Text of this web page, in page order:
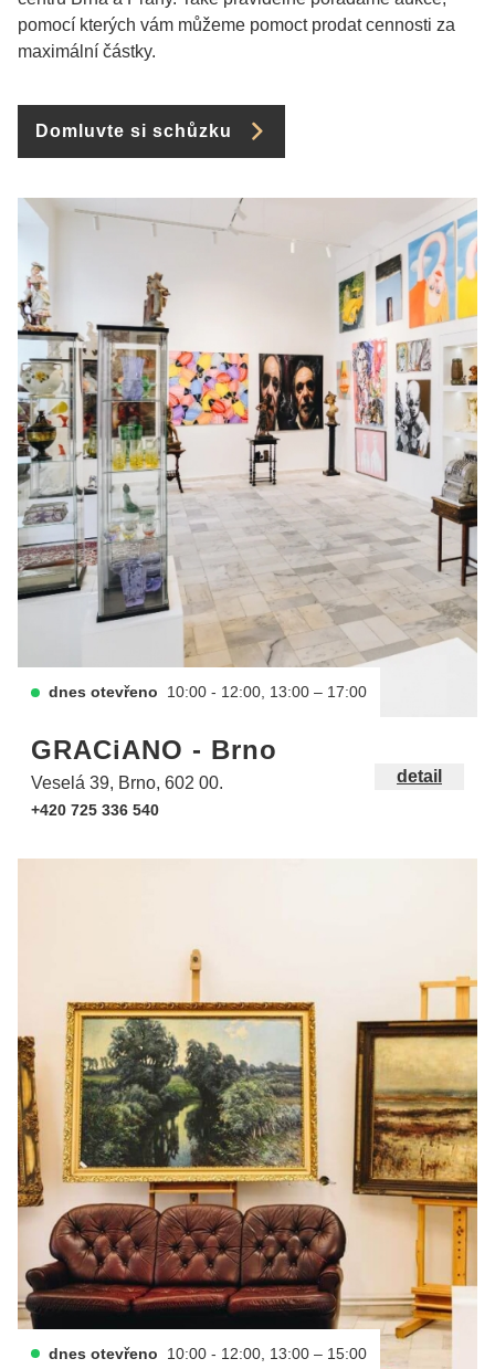
pomocí kterých vám můžeme pomoct prodat cennosti za
maximální částky.
Domluvte si schůzku
dnes otevřeno 10:00 - 12:00, 13:00 – 17:00
GRACiANO - Brno
Veselá 39, Brno, 602 00.
+420 725 336 540
detail
dnes otevřeno 10:00 - 12:00, 13:00 – 15:00